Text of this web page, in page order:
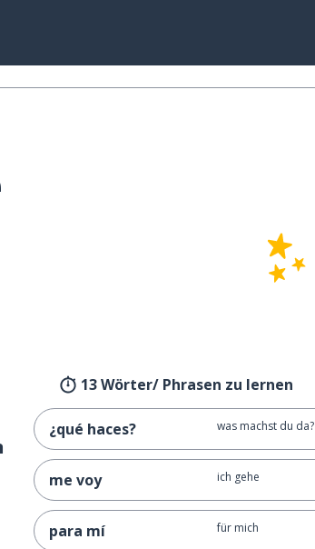
13 Wörter/ Phrasen zu lernen
¿qué haces? was machst du da?
me voy ich gehe
para mí für mich